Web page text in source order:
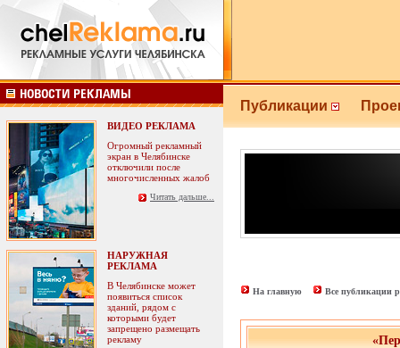
ВИДЕО РЕКЛАМА
Огромный рекламный
экран в Челябинске
отключили после
многочисленных жалоб
Читать дальше...
НАРУЖНАЯ
РЕКЛАМА
В Челябинске может
появиться список
зданий, рядом с
которыми будет
запрещено размещать
рекламу
Публикации
На главную Все публикации